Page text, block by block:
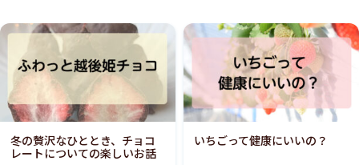
冬の贅沢なひととき、チョコ
レートについての楽しいお話
いちごって健康にいいの？